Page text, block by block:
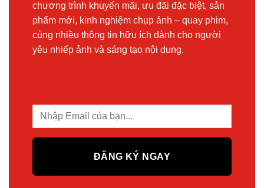
chương trình khuyến mãi, ưu đãi đặc biệt, sản
phẩm mới, kinh nghiệm chụp ảnh – quay phim,
cùng nhiều thông tin hữu ích dành cho người
yêu nhiếp ảnh và sáng tạo nội dung.